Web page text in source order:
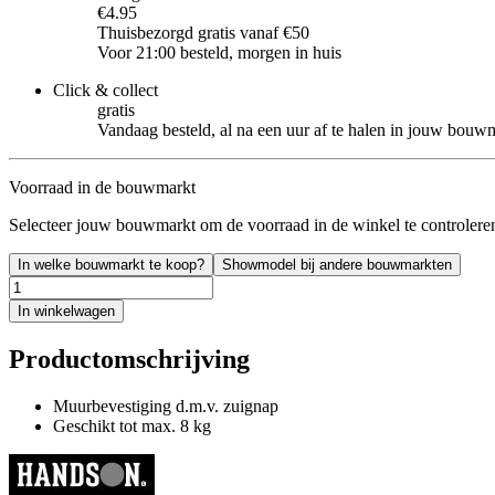
€4.95
Thuisbezorgd gratis vanaf €50
Voor 21:00 besteld, morgen in huis
Click & collect
gratis
Vandaag besteld, al na een uur af te halen in jouw
Voorraad in de bouwmarkt
Selecteer jouw bouwmarkt om de voorraad in de winkel te
In welke bouwmarkt te koop? Showmodel bij andere bouwmarkten
In winkelwagen
Productomschrijving
Muurbevestiging d.m.v. zuignap
Geschikt tot max. 8 kg